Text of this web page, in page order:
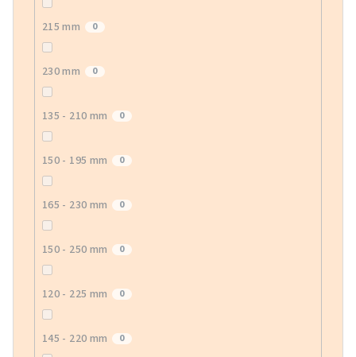
215 mm 0
230 mm 0
135 - 210 mm 0
150 - 195 mm 0
165 - 230 mm 0
150 - 250 mm 0
120 - 225 mm 0
145 - 220 mm 0